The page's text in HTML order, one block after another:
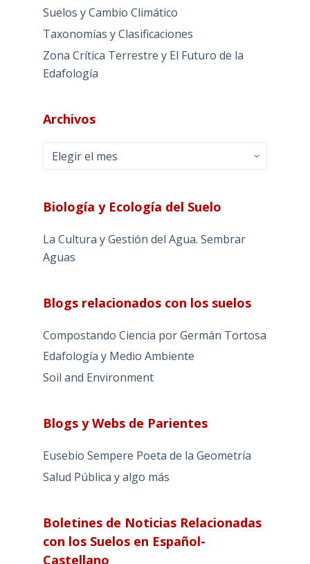
Suelos y Cambio Climático
Taxonomías y Clasificaciones
Zona Crítica Terrestre y El Futuro de la
Edafología
Archivos
Archivos
Biología y Ecología del Suelo
La Cultura y Gestión del Agua. Sembrar
Aguas
Blogs relacionados con los suelos
Compostando Ciencia por Germán Tortosa
Edafología y Medio Ambiente
Soil and Environment
Blogs y Webs de Parientes
Eusebio Sempere Poeta de la Geometría
Salud Pública y algo más
Boletines de Noticias Relacionadas
con los Suelos en Español-
Castellano